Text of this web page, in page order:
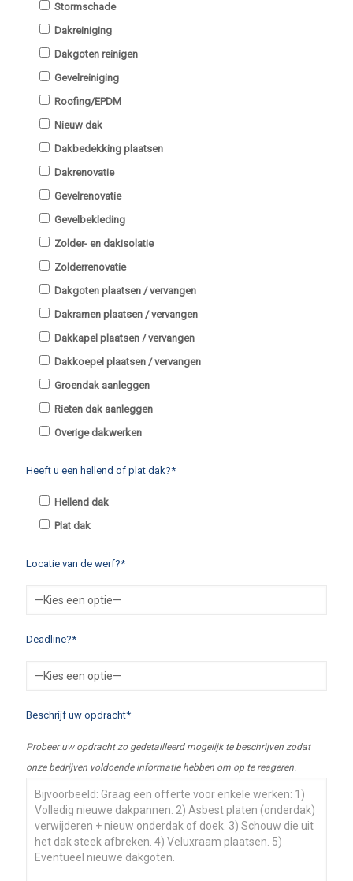
Stormschade
Dakreiniging
Dakgoten reinigen
Gevelreiniging
Roofing/EPDM
Nieuw dak
Dakbedekking plaatsen
Dakrenovatie
Gevelrenovatie
Gevelbekleding
Zolder- en dakisolatie
Zolderrenovatie
Dakgoten plaatsen / vervangen
Dakramen plaatsen / vervangen
Dakkapel plaatsen / vervangen
Dakkoepel plaatsen / vervangen
Groendak aanleggen
Rieten dak aanleggen
Overige dakwerken
Heeft u een hellend of plat dak?*
Hellend dak
Plat dak
Locatie van de werf?*
Deadline?*
Beschrijf uw opdracht*
Probeer uw opdracht zo gedetailleerd mogelijk te beschrijven zodat
onze bedrijven voldoende informatie hebben om op te reageren.